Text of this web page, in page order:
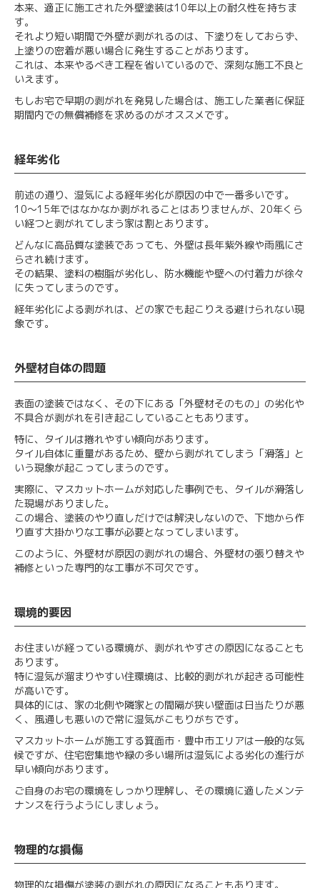
本来、適正に施工された外壁塗装は10年以上の耐久性を持ちま
す。
それより短い期間で外壁が剥がれるのは、下塗りをしておらず、
上塗りの密着が悪い場合に発生することがあります。
これは、本来やるべき工程を省いているので、深刻な施工不良と
いえます。
もしお宅で早期の剥がれを発見した場合は、施工した業者に保証
期間内での無償補修を求めるのがオススメです。
経年劣化
前述の通り、湿気による経年劣化が原因の中で一番多いです。
10～15年ではなかなか剥がれることはありませんが、20年くら
い経つと剥がれてしまう家は割とあります。
どんなに高品質な塗装であっても、外壁は長年紫外線や雨風にさ
らされ続けます。
その結果、塗料の樹脂が劣化し、防水機能や壁への付着力が徐々
に失ってしまうのです。
経年劣化による剥がれは、どの家でも起こりえる避けられない現
象です。
外壁材自体の問題
表面の塗装ではなく、その下にある「外壁材そのもの」の劣化や
不具合が剥がれを引き起こしていることもあります。
特に、タイルは捲れやすい傾向があります。
タイル自体に重量があるため、壁から剥がれてしまう「滑落」と
いう現象が起こってしまうのです。
実際に、マスカットホームが対応した事例でも、タイルが滑落し
た現場がありました。
この場合、塗装のやり直しだけでは解決しないので、下地から作
り直す大掛かりな工事が必要となってしまいます。
このように、外壁材が原因の剥がれの場合、外壁材の張り替えや
補修といった専門的な工事が不可欠です。
環境的要因
お住まいが経っている環境が、剥がれやすさの原因になることも
あります。
特に湿気が溜まりやすい住環境は、比較的剥がれが起きる可能性
が高いです。
具体的には、家の北側や隣家との間隔が狭い壁面は日当たりが悪
く、風通しも悪いので常に湿気がこもりがちです。
マスカットホームが施工する箕面市・豊中市エリアは一般的な気
候ですが、住宅密集地や緑の多い場所は湿気による劣化の進行が
早い傾向があります。
ご自身のお宅の環境をしっかり理解し、その環境に適したメンテ
ナンスを行うようにしましょう。
物理的な損傷
物理的な損傷が塗装の剥がれの原因になることもあります。